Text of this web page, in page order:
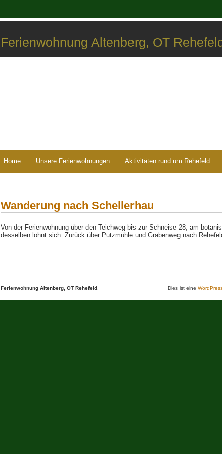
Ferienwohnung Altenberg, OT
Home Unsere Ferienwohnungen Aktivitäten rund um Rehefeld
Wanderung nach Schellerhau
Von der Ferienwohnung über den Teichweg bis zur Schneise 28, am
desselben lohnt sich. Zurück über Putzmühle und Grabenweg nach
Ferienwohnung Altenberg, OT Rehefeld Dies ist eine